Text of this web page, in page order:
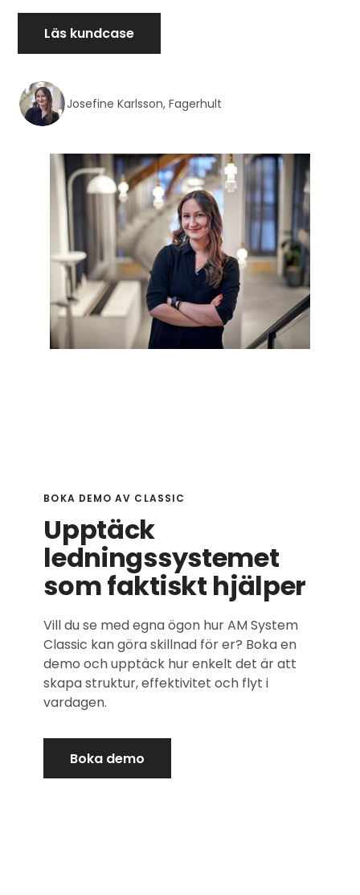
Läs kundcase
Josefine Karlsson, Fagerhult
BOKA DEMO AV CLASSIC
Upptäck
ledningssystemet
som faktiskt hjälper
Vill du se med egna ögon hur AM System
Classic kan göra skillnad för er? Boka en
demo och upptäck hur enkelt det är att
skapa struktur, effektivitet och flyt i
vardagen.
Boka demo